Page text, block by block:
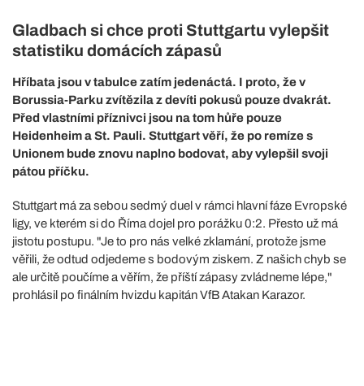
Gladbach si chce proti Stuttgartu vylepšit
statistiku domácích zápasů
Hříbata jsou v tabulce zatím jedenáctá. I proto, že v
Borussia-Parku zvítězila z devíti pokusů pouze dvakrát.
Před vlastními příznivci jsou na tom hůře pouze
Heidenheim a St. Pauli. Stuttgart věří, že po remíze s
Unionem bude znovu naplno bodovat, aby vylepšil svoji
pátou příčku.
Stuttgart má za sebou sedmý duel v rámci hlavní fáze Evropské
ligy, ve kterém si do Říma dojel pro porážku 0:2. Přesto už má
jistotu postupu. "Je to pro nás velké zklamání, protože jsme
věřili, že odtud odjedeme s bodovým ziskem. Z našich chyb se
ale určitě poučíme a věřím, že příští zápasy zvládneme lépe,"
prohlásil po finálním hvizdu kapitán VfB Atakan Karazor.